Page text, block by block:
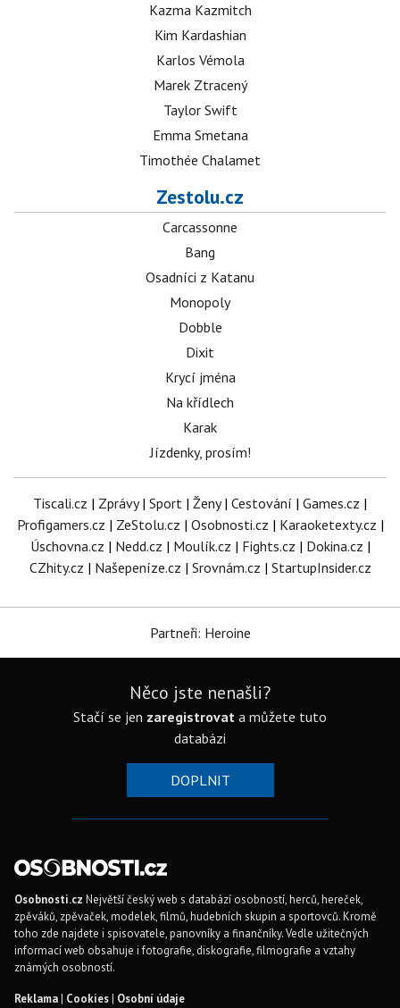
Kazma Kazmitch
Kim Kardashian
Karlos Vémola
Marek Ztracený
Taylor Swift
Emma Smetana
Timothée Chalamet
Zestolu.cz
Carcassonne
Bang
Osadníci z Katanu
Monopoly
Dobble
Dixit
Krycí jména
Na křídlech
Karak
Jízdenky, prosím!
Tiscali.cz | Zprávy| Sport | Ženy| Cestování | Games.cz |
Profigamers.cz | ZeStolu.cz | Osobnosti.cz | Karaoketexty.cz |
Úschovna.cz | Nedd.cz | Moulík.cz | Fights.cz | Dokina.cz |
CZhity.cz | Našepeníze.cz | Srovnám.cz | StartupInsider.cz
Partneři: Heroine
Něco jste nenašli?
Stačí se jen zaregistrovat a můžete tuto
databázi
DOPLNIT
Osobnosti.cz Největší český web s databází osobností, herců, hereček,
zpěváků, zpěvaček, modelek, filmů, hudebních skupin a sportovců. Kromě
toho zde najdete i spisovatele, panovníky a finančníky. Vedle užitečných
informací web obsahuje i fotografie, diskografie, filmografie a vztahy
známých osobností.
Reklama| Cookies| Osobní údaje